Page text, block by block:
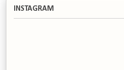
INSTAGRAM